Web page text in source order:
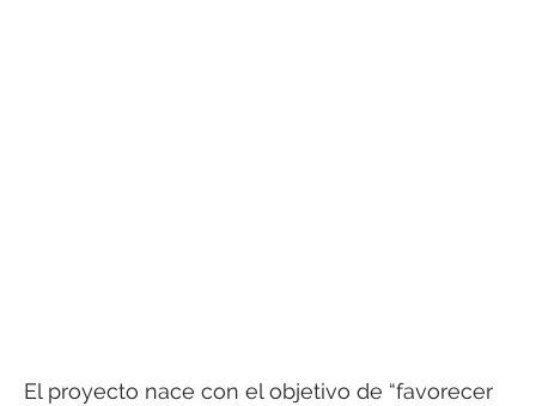
El proyecto nace con el objetivo de “favorecer